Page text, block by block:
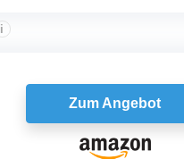
i
Zum Angebot